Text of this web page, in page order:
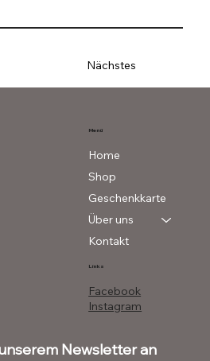
Nächstes
Menü
Home
Shop
Geschenkkarte
Über uns
Kontakt
Links
Facebook
Instagram
Newsletter an